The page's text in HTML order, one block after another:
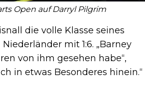
Open auf Darryl Pilgrim
die volle Klasse seines
mit 1:6. „Barney
von ihm gesehen habe“,
in etwas Besonderes hinein.“